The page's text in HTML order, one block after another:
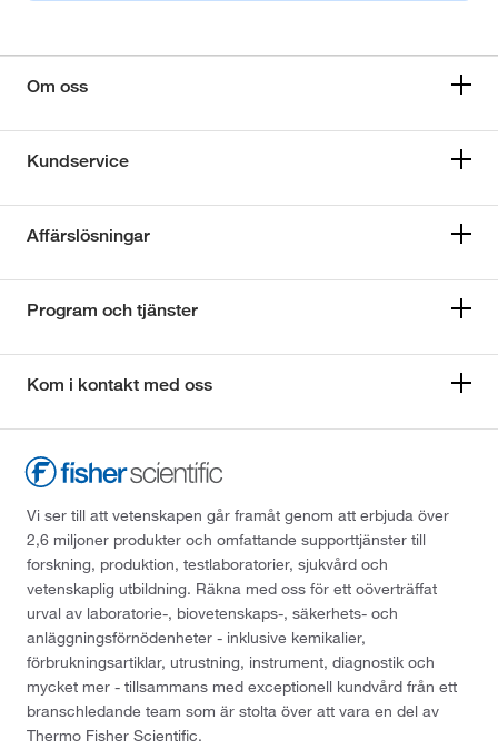
Om oss
Kundservice
Affärslösningar
Program och tjänster
Kom i kontakt med oss
Vi ser till att vetenskapen går framåt genom att erbjuda över
2,6 miljoner produkter och omfattande supporttjänster till
forskning, produktion, testlaboratorier, sjukvård och
vetenskaplig utbildning. Räkna med oss för ett oöverträffat
urval av laboratorie-, biovetenskaps-, säkerhets- och
anläggningsförnödenheter - inklusive kemikalier,
förbrukningsartiklar, utrustning, instrument, diagnostik och
mycket mer - tillsammans med exceptionell kundvård från ett
branschledande team som är stolta över att vara en del av
Thermo Fisher Scientific.